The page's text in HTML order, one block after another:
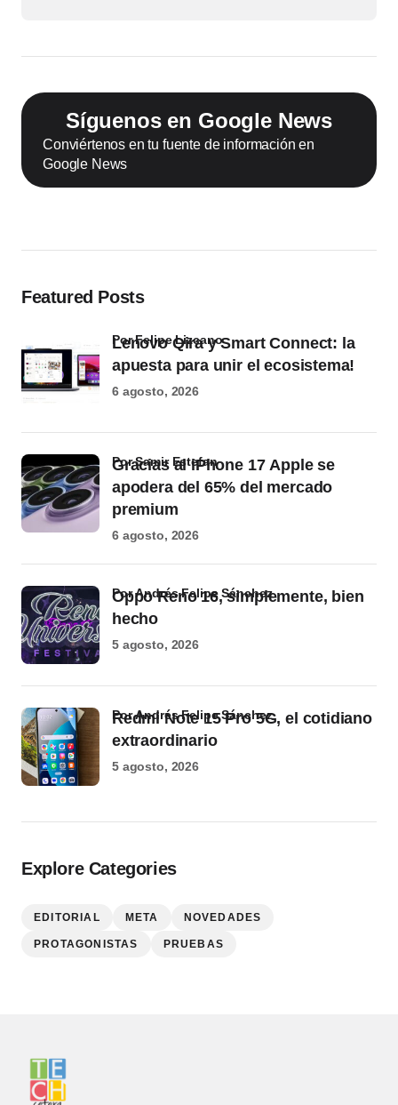
Síguenos en Google News
Conviértenos en tu fuente de información en
Google News
Featured Posts
Lenovo Qira y Smart Connect: la
apuesta para unir el ecosistema!
por Felipe Lizcano
6 agosto, 2026
Gracias al iPhone 17 Apple se
apodera del 65% del mercado
premium
por Samir Estefan
6 agosto, 2026
Oppo Reno 16, simplemente, bien
hecho
por Andrés Felipe Sánchez
5 agosto, 2026
Redmi Note 15 Pro 5G, el cotidiano
extraordinario
por Andrés Felipe Sánchez
5 agosto, 2026
Explore Categories
EDITORIAL META NOVEDADES
PROTAGONISTAS PRUEBAS